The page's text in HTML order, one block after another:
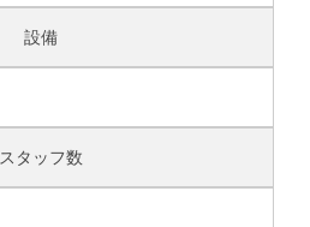
設備
スタッフ数